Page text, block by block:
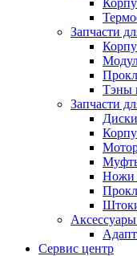
Запчасти
Тэны
Запчасти
Ножи
Сервис центр